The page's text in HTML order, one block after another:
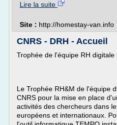
Lire la suite
Site : http://homestay-van.info
CNRS - DRH - Accueil
Trophée de l'équipe RH
Le Trophée RH&M de l'équipe
CNRS pour la mise en place
activités des chercheurs dans
européens et internationaux.